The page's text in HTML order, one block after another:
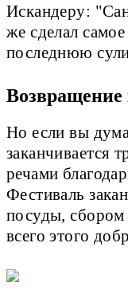
Искандеру:
же сделал
последнюю
Но если вы
заканчивается
речами
Фестиваль
посуды, сбором
всего этого